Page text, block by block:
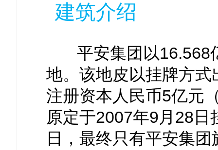
建筑介绍
平安集团以16.568
地。该地皮以挂牌方
注册资本人民币5亿元
原定于2007年9月28
日，最终只有平安集